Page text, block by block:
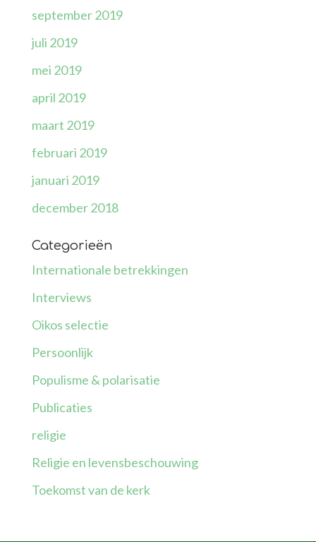
september 2019
juli 2019
mei 2019
april 2019
maart 2019
februari 2019
januari 2019
december 2018
Categorieën
Internationale betrekkingen
Interviews
Oikos selectie
Persoonlijk
Populisme & polarisatie
Publicaties
religie
Religie en levensbeschouwing
Toekomst van de kerk